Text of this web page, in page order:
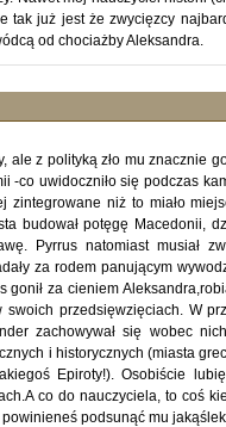
tak już jest że zwycięzcy
od chociażby Aleksandra.
ale z polityką zło mu znacznie
-co uwidoczniło się podczas
zintegrowane niż to miało
budował potęgę Macedonii,
Pyrrus natomiast musiał
za rodem panującym
gonił za cieniem
swoich przedsięwzięciach. W
zachowywał się wobec
i historycznych (miasta
Epiroty!). Osobiście
co do nauczyciela, to coś
podsunąć mu